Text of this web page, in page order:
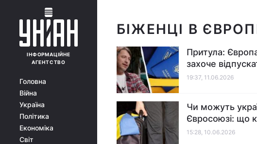
ІНФОРМАЦІЙНЕ
АГЕНТСТВО
Головна
Війна
Україна
Політика
Економіка
Світ
БІЖЕНЦІ В
Притула:
захоче
19:37, 11.06.2026
Чи можуть
Євросоюзі: що
15:28, 10.06.2026